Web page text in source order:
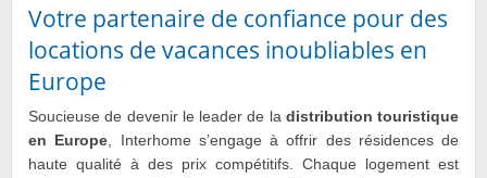
Votre partenaire de confiance pour des
locations de vacances inoubliables en
Europe
Soucieuse de devenir le leader de la distribution touristique
en Europe , Interhome s’engage à offrir des résidences de
haute qualité à des prix compétitifs. Chaque logement est